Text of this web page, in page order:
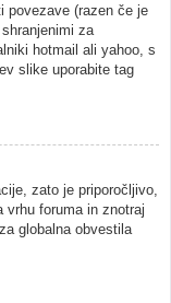
povezave (razen če je
za
hotmail ali yahoo, s
slike uporabite tag
zato je priporočljivo,
vrhu foruma in znotraj
globalna obvestila